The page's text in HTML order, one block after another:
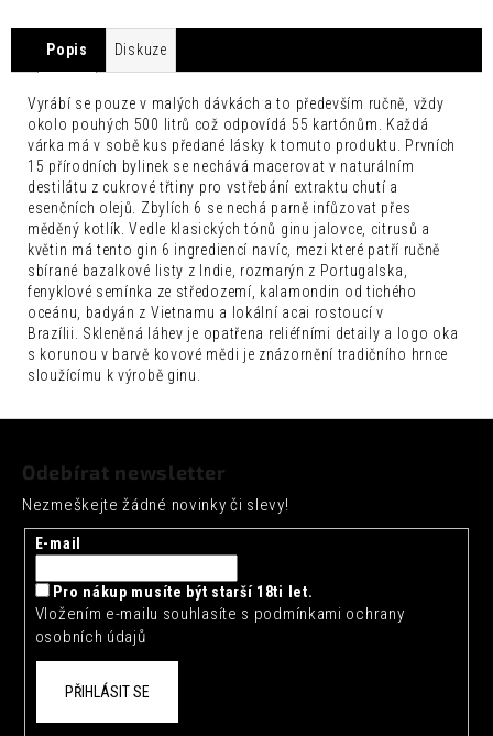
Popis Diskuze
Vyrábí se pouze v malých dávkách a to především ručně, vždy
okolo pouhých 500 litrů což odpovídá 55 kartónům. Každá
várka má v sobě kus předané lásky k tomuto produktu. Prvních
15 přírodních bylinek se nechává macerovat v naturálním
destilátu z cukrové třtiny pro vstřebání extraktu chutí a
esenčních olejů. Zbylích 6 se nechá parně infůzovat přes
měděný kotlík. Vedle klasických tónů ginu jalovce, citrusů a
květin má tento gin 6 ingrediencí navíc, mezi které patří ručně
sbírané bazalkové listy z Indie, rozmarýn z Portugalska,
fenyklové semínka ze středozemí, kalamondin od tichého
oceánu, badyán z Vietnamu a lokální acai rostoucí v
Brazílii. Skleněná láhev je opatřena reliéfními detaily a logo oka
s korunou v barvě kovové mědi je znázornění tradičního hrnce
sloužícímu k výrobě ginu.
u
u
j
e
m
e
ARTISAN
TOKYO
YUZU
TONIC
0,2L
35
Kč
Odebírat newsletter
Nezmeškejte žádné novinky či slevy!
E-mail
Pro nákup musíte být starší 18ti let.
Vložením e-mailu souhlasíte s podmínkami ochrany
osobních údajů
PŘIHLÁSIT SE